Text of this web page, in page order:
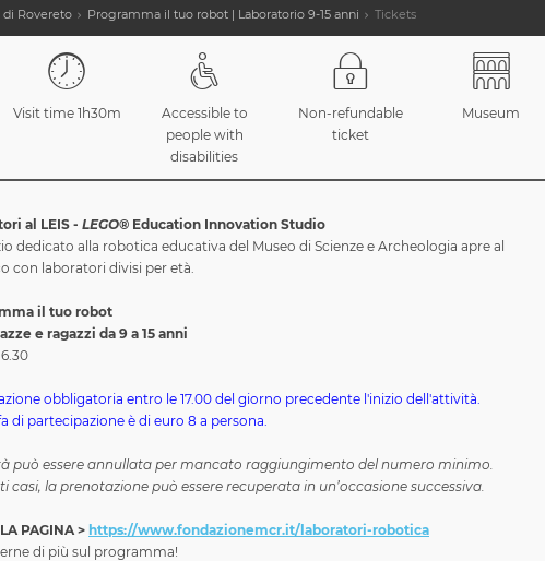
di Rovereto Programma il tuo robot | Laboratorio 9-15 anni Tickets
Visit time 1h30m
Accessible to
people with
disabilities
Non-refundable
ticket
Museum
al LEIS - LEGO® Education Innovation Studio
dedicato alla robotica educativa del Museo di Scienze e Archeologia apre al
con laboratori divisi per età.
il tuo robot
e ragazzi da 9 a 15 anni
obbligatoria entro le 17.00 del giorno precedente l'inizio dell'attività.
di partecipazione è di euro 8 a persona.
può essere annullata per mancato raggiungimento del numero minimo.
casi, la prenotazione può essere recuperata in un’occasione successiva.
PAGINA > https://www.fondazionemcr.it/laboratori-robotica
di più sul programma!